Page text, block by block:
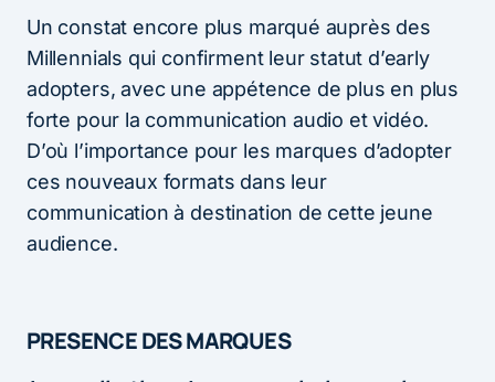
Un constat encore plus marqué auprès des
Millennials qui confirment leur statut d’early
adopters, avec une appétence de plus en plus
forte pour la communication audio et vidéo.
D’où l’importance pour les marques d’adopter
ces nouveaux formats dans leur
communication à destination de cette jeune
audience.
PRESENCE DES MARQUES